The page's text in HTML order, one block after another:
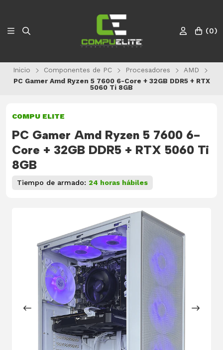
(0)
Inicio Componentes de PC Procesadores
AMD
PC Gamer Amd Ryzen 5 7600 6-Core + 32GB DDR5 + RTX
5060 Ti 8GB
COMPU ELITE
PC Gamer Amd Ryzen 5 7600 6-
Core + 32GB DDR5 + RTX 5060 Ti
8GB
Tiempo de armado: 24 horas hábiles